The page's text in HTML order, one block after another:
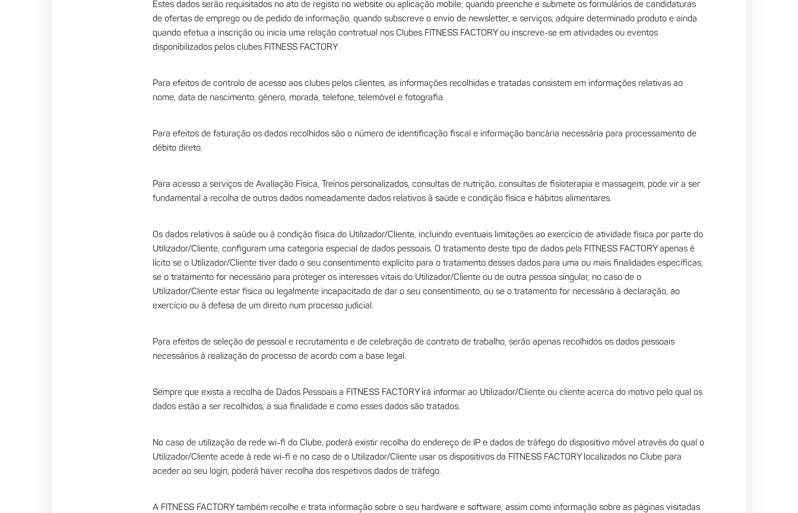
Estes dados serão requisitados no ato de registo no website ou aplicação mobile, quando preenche e submete os formulários de candidaturas
de ofertas de emprego ou de pedido de informação, quando subscreve o envio de newsletter, e serviços, adquire determinado produto e ainda
quando efetua a inscrição ou inicia uma relação contratual nos Clubes FITNESS FACTORY ou inscreve-se em atividades ou eventos
disponibilizados pelos clubes FITNESS FACTORY .
Para efeitos de controlo de acesso aos clubes pelos clientes, as informações recolhidas e tratadas consistem em informações relativas ao
nome, data de nascimento, género, morada, telefone, telemóvel e fotografia.
Para efeitos de faturação os dados recolhidos são o número de identificação fiscal e informação bancária necessária para processamento de
débito direto.
Para acesso a serviços de Avaliação Física, Treinos personalizados, consultas de nutrição, consultas de fisioterapia e massagem, pode vir a ser
fundamental a recolha de outros dados nomeadamente dados relativos à saúde e condição física e hábitos alimentares.
Os dados relativos à saúde ou à condição física do Utilizador/Cliente, incluindo eventuais limitações ao exercício de atividade física por parte do
Utilizador/Cliente, configuram uma categoria especial de dados pessoais. O tratamento deste tipo de dados pela FITNESS FACTORY apenas é
lícito se o Utilizador/Cliente tiver dado o seu consentimento explícito para o tratamento desses dados para uma ou mais finalidades específicas,
se o tratamento for necessário para proteger os interesses vitais do Utilizador/Cliente ou de outra pessoa singular, no caso de o
Utilizador/Cliente estar física ou legalmente incapacitado de dar o seu consentimento, ou se o tratamento for necessário à declaração, ao
exercício ou à defesa de um direito num processo judicial.
Para efeitos de seleção de pessoal e recrutamento e de celebração de contrato de trabalho, serão apenas recolhidos os dados pessoais
necessários à realização do processo de acordo com a base legal.
Sempre que exista a recolha de Dados Pessoais a FITNESS FACTORY irá informar ao Utilizador/Cliente ou cliente acerca do motivo pelo qual os
dados estão a ser recolhidos, a sua finalidade e como esses dados são tratados.
No caso de utilização da rede wi-fi do Clube, poderá existir recolha do endereço de IP e dados de tráfego do dispositivo móvel através do qual o
Utilizador/Cliente acede à rede wi-fi e no caso de o Utilizador/Cliente usar os dispositivos da FITNESS FACTORY localizados no Clube para
aceder ao seu login, poderá haver recolha dos respetivos dados de tráfego.
A FITNESS FACTORY também recolhe e trata informação sobre o seu hardware e software, assim como informação sobre as páginas visitadas